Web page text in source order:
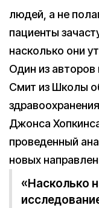
людей, а не
пациенты
насколько они
Один из
Смит из Школы
Джонса
проведенный
новых
«Насколько